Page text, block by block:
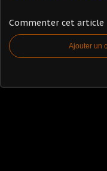
Commenter cet article
Ajouter un